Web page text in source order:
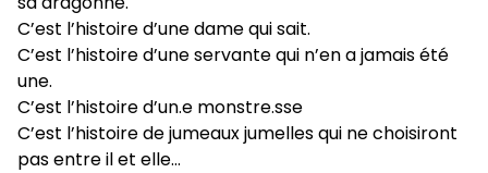
C’est l’histoire d’une dame qui sait.
C’est l’histoire d’une servante qui n’en a jamais été
une.
C’est l’histoire d’un.e monstre.sse
C’est l’histoire de jumeaux jumelles qui ne choisiront
pas entre il et elle…